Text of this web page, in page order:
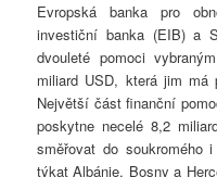
Evropská banka pro
investiční banka (EIB) a
dvouleté pomoci
miliard USD, která jim má
Největší část finanční
poskytne necelé 8,2
směřovat do soukromého
týkat Albánie, Bosny a